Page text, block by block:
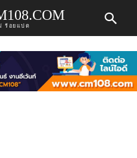
ร้อยแปด